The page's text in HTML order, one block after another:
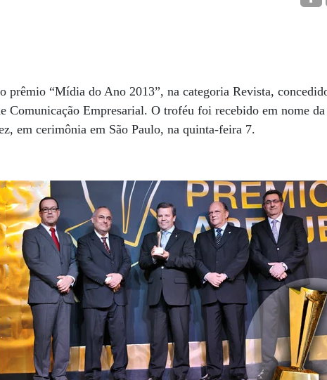
prêmio “Mídia do Ano 2013”, na categoria Revista,
Comunicação Empresarial. O troféu foi recebido em nome
em cerimônia em São Paulo, na quinta-feira 7.